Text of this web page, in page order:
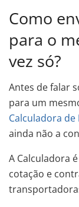
Como
para o
vez só?
Antes de falar
para um
Calculadora
ainda não a
A Calculadora
cotação e